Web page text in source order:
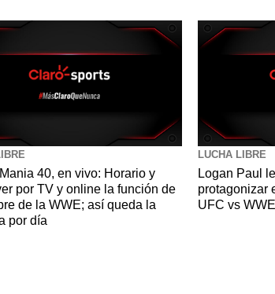
40, en vivo: Horario y
por TV y online la función de
de la WWE; así queda la
por día
LUCHA LIBRE
Logan Paul
protagonizar
UFC vs WWE